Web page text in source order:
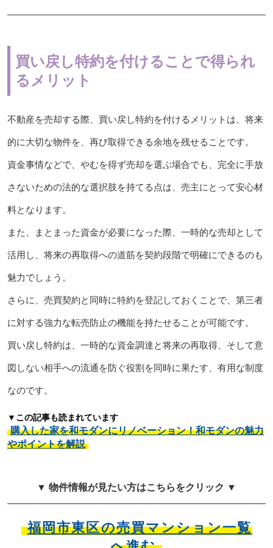
買い戻し特約を付けることで得られ
るメリット
不動産を売却する際、買い戻し特約を付けるメリットは、将来
的に大切な物件を、再び取得できる余地を残せることです。
資金事情などで、やむを得ず売却を選ぶ場合でも、完全に手放
さないための法的な選択肢を持てる点は、売主にとって安心材
料となります。
また、まとまった資金が必要になった際、一時的な売却として
活用し、将来の再取得への道筋を契約段階で明確にできるのも
魅力でしょう。
さらに、売買契約と同時に特約を登記しておくことで、第三者
に対する強力な転売防止の機能を持たせることが可能です。
買い戻し特約は、一時的な資金調達と将来の再取得、そして意
図しない相手への流通を防ぐ役割を同時に果たす、有用な制度
なのです。
▼この記事も読まれています
購入した家を和モダンにリノベーション！和モダンの魅力
やポイントを解説
▼ 物件情報が見たい方はこちらをクリック ▼
福岡市東区の売買マンション一覧